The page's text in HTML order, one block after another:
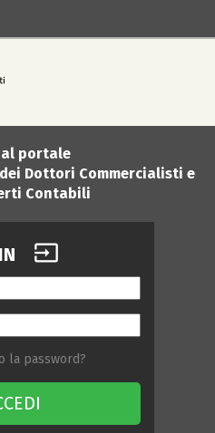
al portale
Dottori Commercialisti e
Contabili
input
la password?